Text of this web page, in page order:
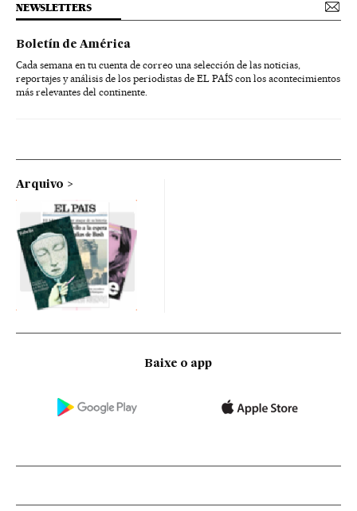
NEWSLETTERS
Boletín de América
Cada semana en tu cuenta de correo una selección de las noticias,
reportajes y análisis de los periodistas de EL PAÍS con los acontecimientos
más relevantes del continente.
Arquivo
Baixe o app